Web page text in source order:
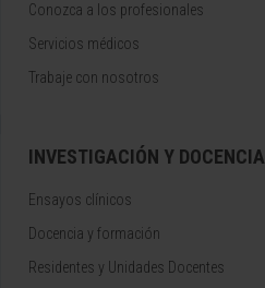
Conozca a los profesionales
Servicios médicos
Trabaje con nosotros
INVESTIGACIÓN Y DOCENCIA
Ensayos clínicos
Docencia y formación
Residentes y Unidades Docentes